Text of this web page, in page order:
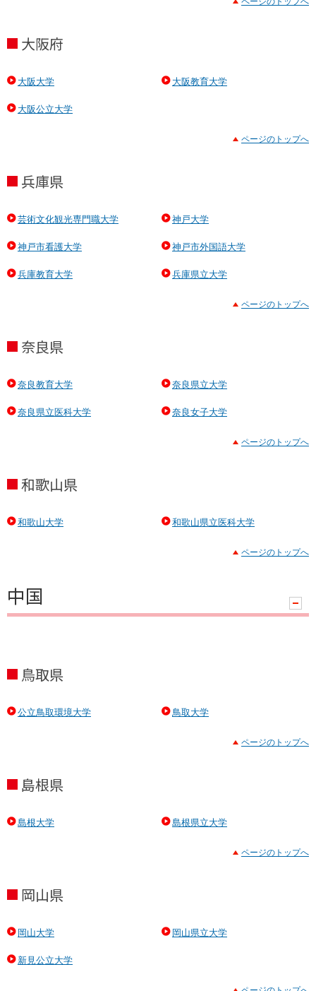
大阪府
大阪大学 大阪教育大学
大阪公立大学
ページのトップへ
兵庫県
芸術文化観光専門職大学 神戸大学
神戸市看護大学 神戸市外国語大学
兵庫教育大学 兵庫県立大学
ページのトップへ
奈良県
奈良教育大学 奈良県立大学
奈良県立医科大学 奈良女子大学
ページのトップへ
和歌山県
和歌山大学 和歌山県立医科大学
ページのトップへ
中国
ン
鳥取県
公立鳥取環境大学 鳥取大学
ページのトップへ
島根県
島根大学 島根県立大学
ページのトップへ
岡山県
岡山大学 岡山県立大学
新見公立大学